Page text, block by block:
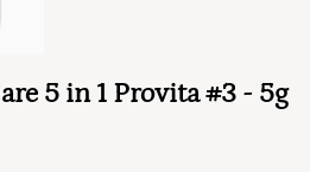
5 in 1 Provita #3 - 5g